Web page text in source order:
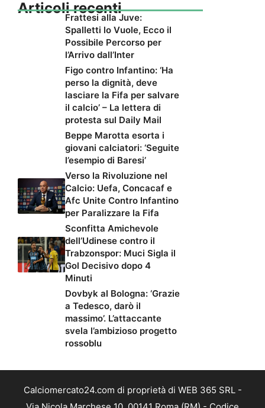
Articoli recenti
Frattesi alla Juve:
Spalletti lo Vuole, Ecco il
Possibile Percorso per
l’Arrivo dall’Inter
Figo contro Infantino: ‘Ha
perso la dignità, deve
lasciare la Fifa per salvare
il calcio’ – La lettera di
protesta sul Daily Mail
Beppe Marotta esorta i
giovani calciatori: ‘Seguite
l’esempio di Baresi’
Verso la Rivoluzione nel
Calcio: Uefa, Concacaf e
Afc Unite Contro Infantino
per Paralizzare la Fifa
Sconfitta Amichevole
dell’Udinese contro il
Trabzonspor: Muci Sigla il
Gol Decisivo dopo 4
Minuti
Dovbyk al Bologna: ‘Grazie
a Tedesco, darò il
massimo’. L’attaccante
svela l’ambizioso progetto
rossoblu
Calciomercato24.com di proprietà di WEB 365 SRL -